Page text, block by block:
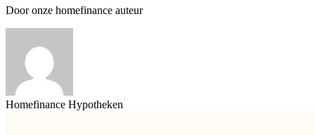
Door onze homefinance auteur
Homefinance Hypotheken